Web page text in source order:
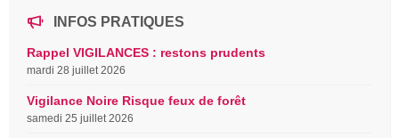
INFOS PRATIQUES
Rappel VIGILANCES : restons prudents
mardi 28 juillet 2026
Vigilance Noire Risque feux de forêt
samedi 25 juillet 2026